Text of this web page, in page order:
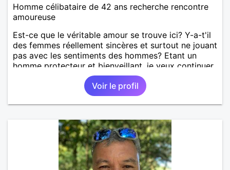
Homme célibataire de 42 ans recherche rencontre
amoureuse
Est-ce que le véritable amour se trouve ici? Y-a-t'il
des femmes réellement sincères et surtout ne jouant
pas avec les sentiments des hommes? Etant un
homme protecteur et bienveillant, je veux continuer
d'y croire et pouvoir enfin former la petite famille
que je désir temps. Faux profil, profiteuse et autres
joyeuseté passer votre chemin, vous ne
m'intéressez pas du tout!
Voir le profil